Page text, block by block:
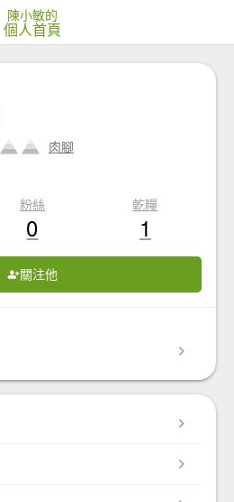
陳小敏的
個人首頁
肉腳
粉絲
0
乾糧
1
關注他